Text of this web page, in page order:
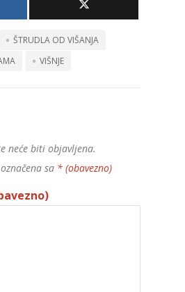
ŠTRUDLA OD VIŠANJA
VIŠNJE
neće biti objavljena.
sa * (obavezno)